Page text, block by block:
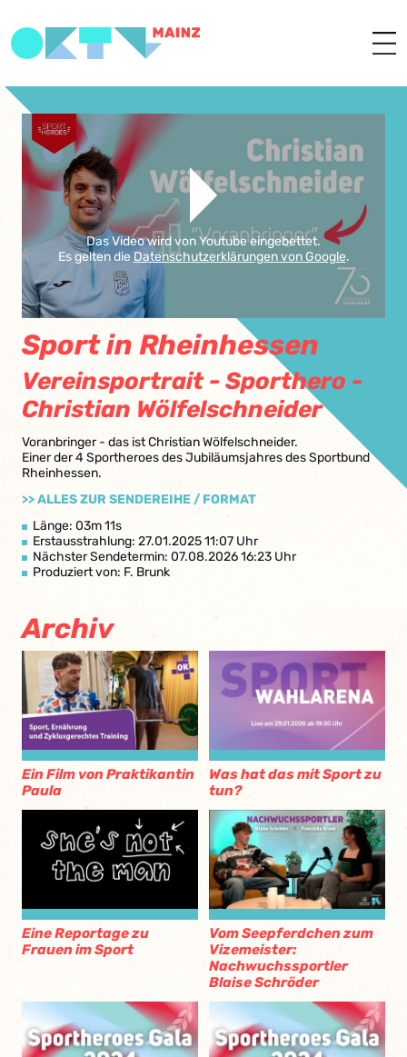
Das Video wird von Youtube eingebettet.
Es gelten die Datenschutzerklärungen von Google.
Sport in Rheinhessen
Vereinsportrait - Sporthero -
Christian Wölfelschneider
Voranbringer - das ist Christian Wölfelschneider.
Einer der 4 Sportheroes des Jubiläumsjahres des Sportbund
Rheinhessen.
>> ALLES ZUR SENDEREIHE / FORMAT
Länge: 03m 11s
Erstausstrahlung: 27.01.2025 11:07 Uhr
Nächster Sendetermin: 07.08.2026 16:23 Uhr
Produziert von: F. Brunk
Archiv
Ein Film von Praktikantin
Paula
Was hat das mit Sport zu
tun?
Eine Reportage zu
Frauen im Sport
Vom Seepferdchen zum
Vizemeister:
Nachwuchssportler
Blaise Schröder